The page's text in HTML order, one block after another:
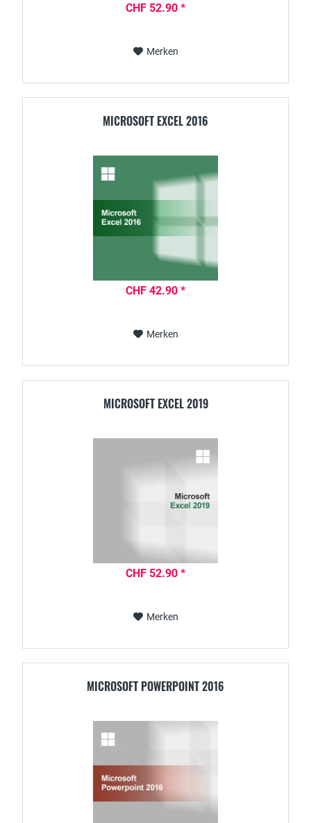
CHF 52.90 *
Merken
MICROSOFT EXCEL 2016
CHF 42.90 *
Merken
MICROSOFT EXCEL 2019
CHF 52.90 *
Merken
MICROSOFT POWERPOINT 2016